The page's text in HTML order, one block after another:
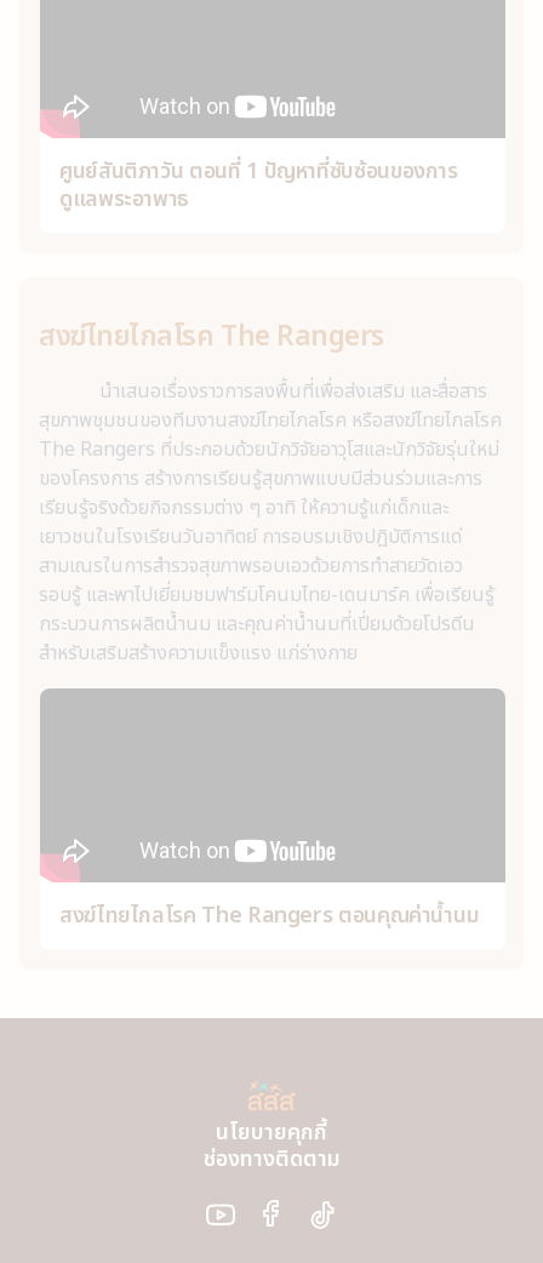
ศูนย์สันติภาวัน ตอนที่ 1 ปัญหาที่ซับซ้อนของการ
ดูแลพระอาพาธ
สงฆ์ไทยไกลโรค The Rangers
นำเสนอเรื่องราวการลงพื้นที่เพื่อส่งเสริม และสื่อสาร
สุขภาพชุมชนของทีมงานสงฆ์ไทยไกลโรค หรือสงฆ์ไทยไกลโรค
The Rangers ที่ประกอบด้วยนักวิจัยอาวุโสและนักวิจัยรุ่นใหม่
ของโครงการ สร้างการเรียนรู้สุขภาพแบบมีส่วนร่วมและการ
เรียนรู้จริงด้วยกิจกรรมต่าง ๆ อาทิ ให้ความรู้แก่เด็กและ
เยาวชนในโรงเรียนวันอาทิตย์ การอบรมเชิงปฏิบัติการแด่
สามเณรในการสำรวจสุขภาพรอบเอวด้วยการทำสายวัดเอว
รอบรู้ และพาไปเยี่ยมชมฟาร์มโคนมไทย-เดนมาร์ค เพื่อเรียนรู้
กระบวนการผลิตน้ำนม และคุณค่าน้ำนมที่เปี่ยมด้วยโปรตีน
สำหรับเสริมสร้างความแข็งแรง แก่ร่างกาย
สงฆ์ไทยไกลโรค The Rangers ตอนคุณค่าน้ำนม
นโยบายคุกกี้
ช่องทางติดตาม